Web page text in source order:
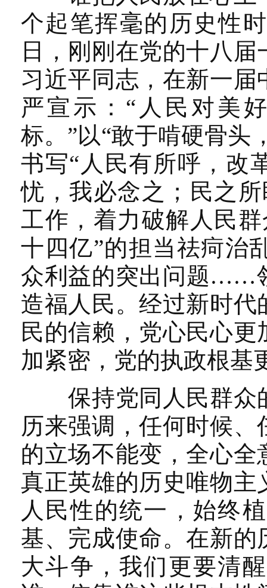
个起笔挥毫的历史性
日，刚刚在党的十八
习近平同志，在新一
严宣示：“人民对美
标。”以“敢于啃硬骨头
书写“人民有所呼，改
忧，我必念之；民之
工作，着力破解人民
十四亿”的担当祛疴治
众利益的突出问题……
造福人民。经过新时
民的信赖，党心民心
加紧密，党的执政根基
保持党同人民群众
历来强调，任何时候
的立场不能变，全心
真正英雄的历史唯物
人民性的统一，始终
基、完成使命。在新
大斗争，我们更要清